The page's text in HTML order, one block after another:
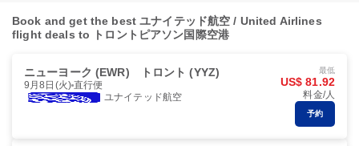
Book and get the best ユナイテッド航空 / United Airlines
flight deals to トロントピアソン国際空港
ニューヨーク (EWR) トロント (YYZ)
9月8日(火) 直行便
ユナイテッド航空
最低
US$ 81.92
料金/人
予約